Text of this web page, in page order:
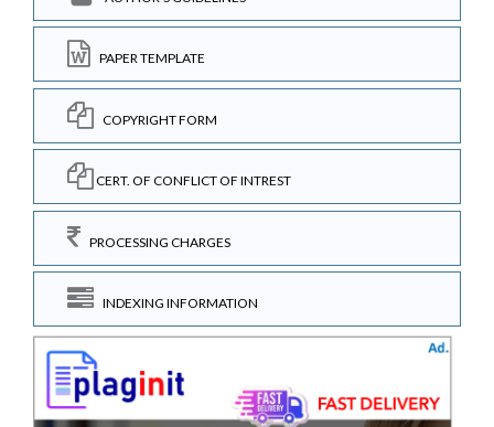
PAPER TEMPLATE
COPYRIGHT FORM
CERT. OF CONFLICT OF INTREST
PROCESSING CHARGES
INDEXING INFORMATION